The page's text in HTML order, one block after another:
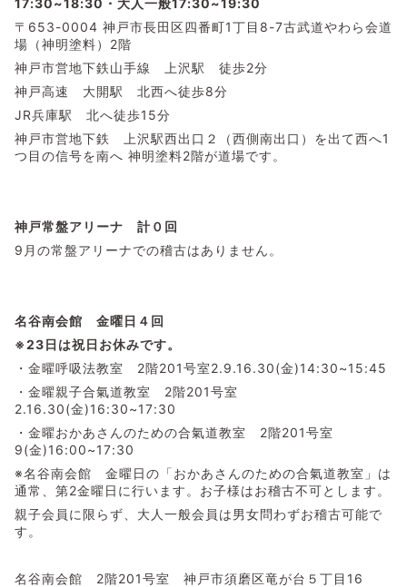
〒653-0004 神戸市長田区四番町1丁目8-7古武道やわら会道
場（神明塗料）2階
神戸市営地下鉄山手線 上沢駅 徒歩2分
神戸高速 大開駅 北西へ徒歩8分
JR兵庫駅 北へ徒歩15分
神戸市営地下鉄 上沢駅西出口２（西側南出口）を出て西へ1
つ目の信号を南へ 神明塗料2階が道場です。
神戸常盤アリーナ 計０回
9月の常盤アリーナでの稽古はありません。
名谷南会館 金曜日４ 回
※23日は祝日お休みです。
・金曜呼吸法教室 2階201号室2.9.16.30(金)14:30~15:45
・金曜親子合氣道教室 2階201号室
2.16.30(金)16:30~17:30
・金曜おかあさんのための合氣道教室 2階201号室
9(金)16:00~17:30
※名谷南会館 金曜日の「おかあさんのための合氣道教室」は
通常、第2金曜日に行います。お子様はお稽古不可とします。
親子会員に限らず、大人一般会員は男女問わずお稽古可能で
す。
名谷南会館 2階201号室 神戸市須磨区竜が台５丁目16